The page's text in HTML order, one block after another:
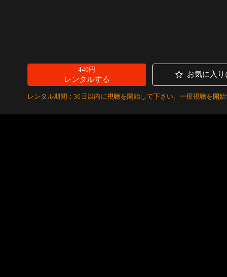
440円
レンタルする
お気に入り
レンタル期間：30日以内に視聴を開始して下さい。一度視聴を開